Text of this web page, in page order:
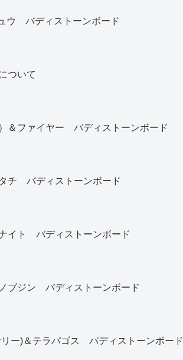
ウ バディストーンボード
ついて
＆ファイヤー バディストーンボード
チ バディストーンボード
イト バディストーンボード
ブジン バディストーンボード
ー)＆テラパゴス バディストーンボード